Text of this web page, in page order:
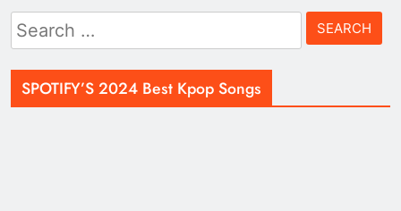
Search
for:
SPOTIFY’S 2024 Best Kpop Songs